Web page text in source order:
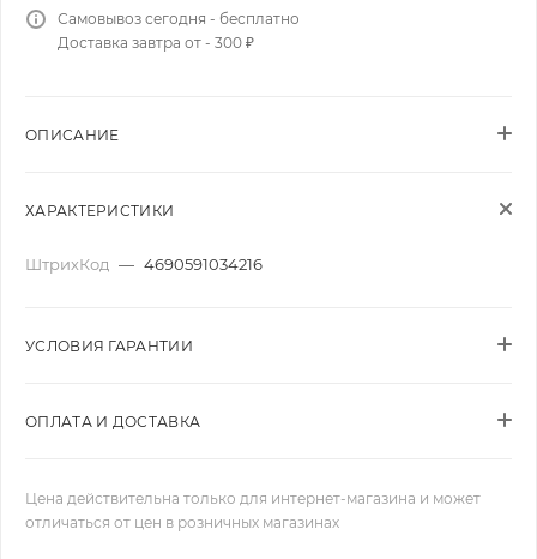
Самовывоз сегодня - бесплатно
Доставка завтра от - 300 ₽
ОПИСАНИЕ
ХАРАКТЕРИСТИКИ
ШтрихКод — 4690591034216
УСЛОВИЯ ГАРАНТИИ
ОПЛАТА И ДОСТАВКА
Цена действительна только для интернет-магазина и может
отличаться от цен в розничных магазинах